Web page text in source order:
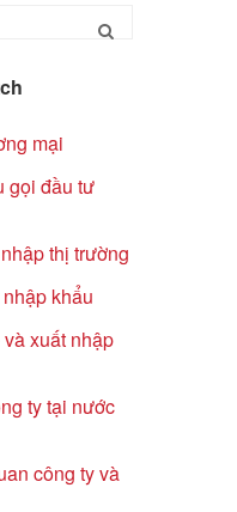
mại
gọi đầu tư
thị trường
khẩu
xuất nhập
ty tại nước
công ty và